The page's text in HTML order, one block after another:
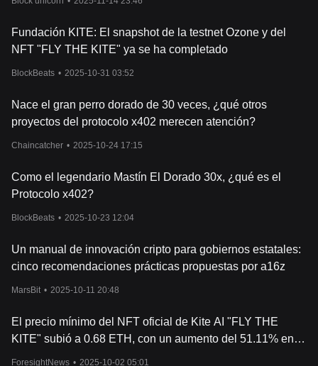
Fundación KITE: El snapshot de la testnet Ozone y del
NFT "FLY THE KITE" ya se ha completado
BlockBeats • 2025-10-31 03:52
Nace el gran perro dorado de 30 veces, ¿qué otros
proyectos del protocolo x402 merecen atención?
Chaincatcher • 2025-10-24 17:15
Como el legendario Mastín El Dorado 30x, ¿qué es el
Protocolo x402?
BlockBeats • 2025-10-23 12:04
Un manual de innovación cripto para gobiernos estatales:
cinco recomendaciones prácticas propuestas por a16z
MarsBit • 2025-10-11 20:48
El precio mínimo del NFT oficial de Kite AI "FLY THE
KITE" subió a 0.68 ETH, con un aumento del 51.11% en
ForesightNews • 2025-10-02 05:01